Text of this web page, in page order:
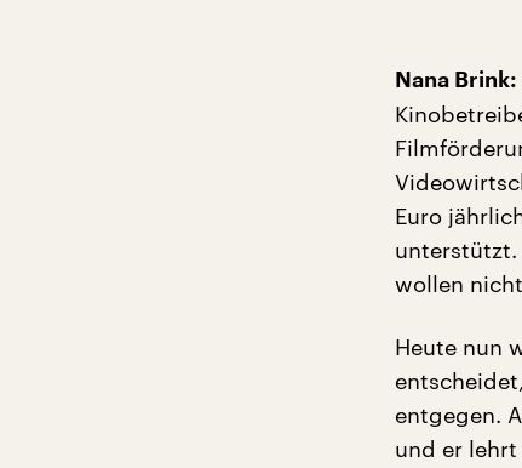
Nana Brink:
Euro
unterstützt.
wollen
Heute nun
entgegen.
und er lehrt